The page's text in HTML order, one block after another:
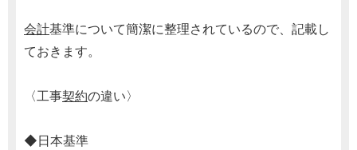
会計基準について簡潔に整理されているので、記載し
ておきます。
〈工事契約の違い〉
◆日本基準